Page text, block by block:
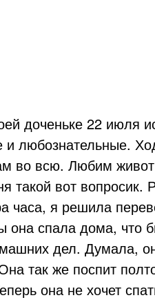
доченьке 22 июля
любознательные.
во всю. Любим
такой вот вопросик.
часа, я решила
она спала дома, что
дел. Думала,
так же поспит
она не хочет